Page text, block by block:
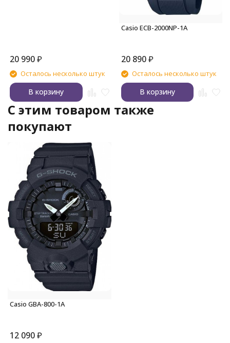
20 990₽
Осталось несколько штук
В корзину
Casio ECB-2000NP-1A
20 890 ₽
Осталось несколько штук
В корзину
C этим товаром также
покупают
Casio GBA-800-1A
12 090₽